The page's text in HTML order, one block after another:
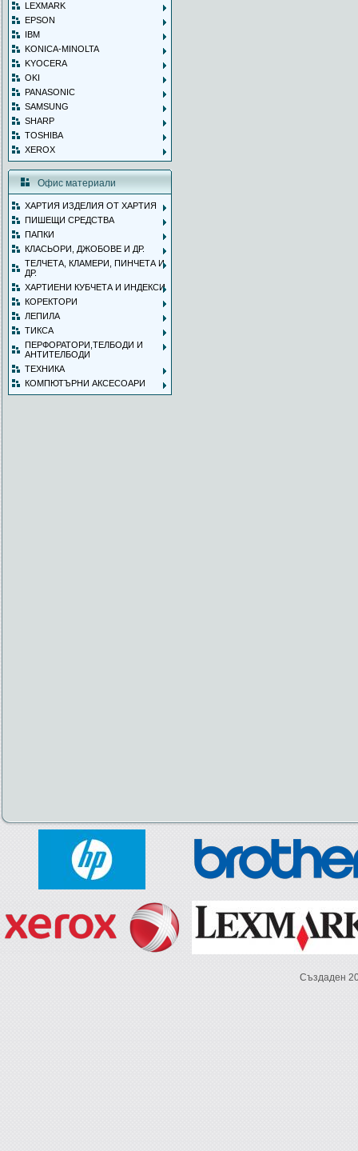
LEXMARK
EPSON
IBM
KONICA-MINOLTA
KYOCERA
OKI
PANASONIC
SAMSUNG
SHARP
TOSHIBA
XEROX
Офис материали
ХАРТИЯ ИЗДЕЛИЯ ОТ ХАРТИЯ
ПИШЕЩИ СРЕДСТВА
ПАПКИ
КЛАСЬОРИ, ДЖОБОВЕ И ДР.
ТЕЛЧЕТА, КЛАМЕРИ, ПИНЧЕТА И
ДР.
ХАРТИЕНИ КУБЧЕТА И ИНДЕКСИ
КОРЕКТОРИ
ЛЕПИЛА
ТИКСА
ПЕРФОРАТОРИ,ТЕЛБОДИ И
АНТИТЕЛБОДИ
ТЕХНИКА
КОМПЮТЪРНИ АКСЕСОАРИ
Създаден